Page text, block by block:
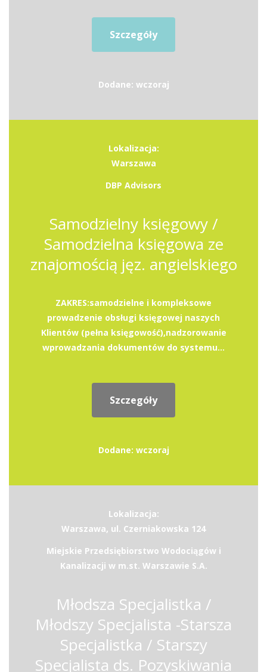
Szczegóły
Dodane: wczoraj
Lokalizacja:
Warszawa
DBP Advisors
Samodzielny księgowy /
Samodzielna księgowa ze
znajomością jęz. angielskiego
ZAKRES:samodzielne i kompleksowe
prowadzenie obsługi księgowej naszych
Klientów (pełna księgowość),nadzorowanie
wprowadzania dokumentów do systemu...
Szczegóły
Dodane: wczoraj
Lokalizacja:
Warszawa, ul. Czerniakowska 124
Miejskie Przedsiębiorstwo Wodociągów i
Kanalizacji w m.st. Warszawie S.A.
Młodsza Specjalistka /
Młodszy Specjalista -Starsza
Specjalistka / Starszy
Specjalista ds. Pozyskiwania